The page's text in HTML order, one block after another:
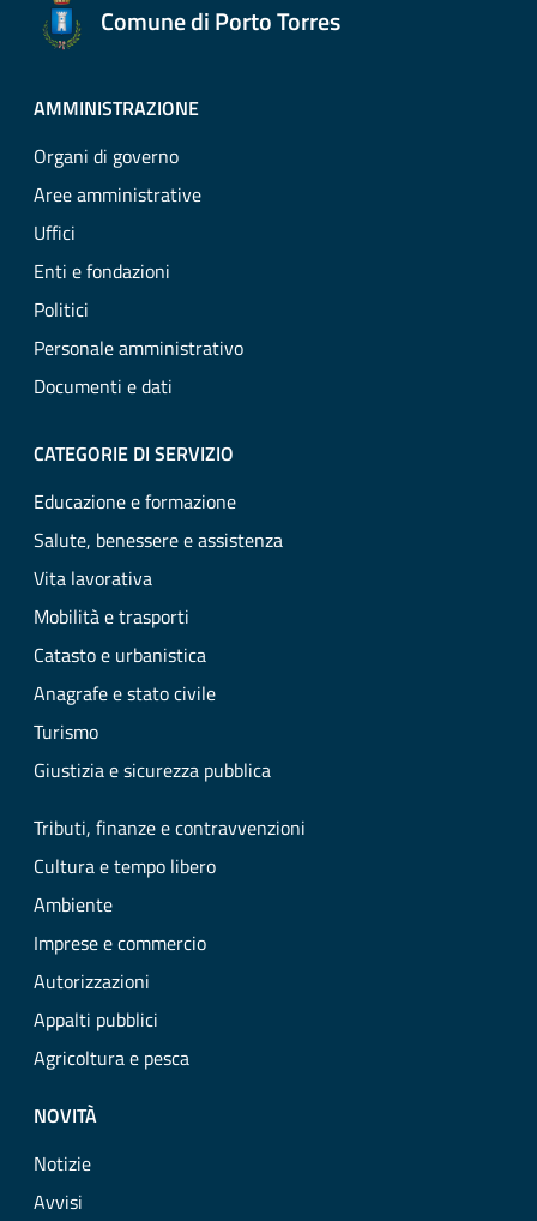
Comune di Porto Torres
AMMINISTRAZIONE
Organi di governo
Aree amministrative
Uffici
Enti e fondazioni
Politici
Personale amministrativo
Documenti e dati
CATEGORIE DI SERVIZIO
Educazione e formazione
Salute, benessere e assistenza
Vita lavorativa
Mobilità e trasporti
Catasto e urbanistica
Anagrafe e stato civile
Turismo
Giustizia e sicurezza pubblica
Tributi, finanze e contravvenzioni
Cultura e tempo libero
Ambiente
Imprese e commercio
Autorizzazioni
Appalti pubblici
Agricoltura e pesca
NOVITÀ
Notizie
Avvisi